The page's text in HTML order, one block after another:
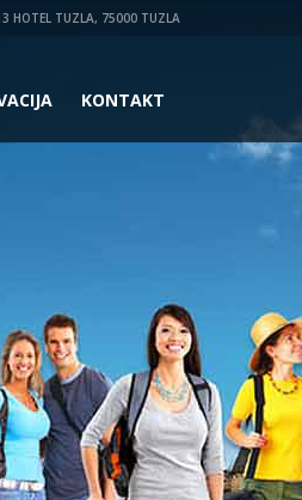
HOTEL TUZLA, 75000 TUZLA
KONTAKT